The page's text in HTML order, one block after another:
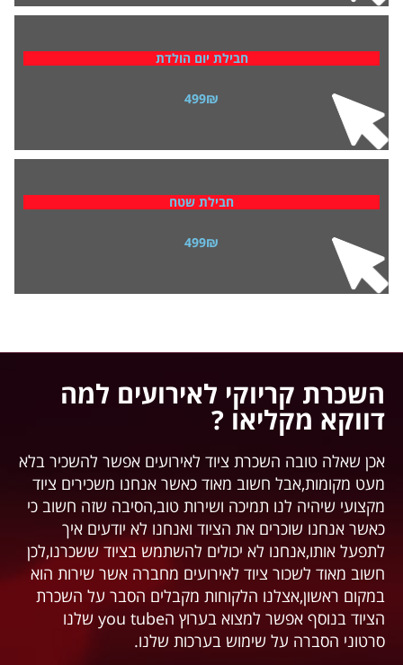
חבילת יום הולדת
499₪
חבילת שטח
499₪
השכרת קריוקי לאירועים למה
דווקא מקליאו ?
אכן שאלה טובה השכרת ציוד לאירועים אפשר להשכיר בלא
מעט מקומות,אבל חשוב מאוד כאשר אנחנו משכירים ציוד
מקצועי שיהיה לנו תמיכה ושירות טוב,הסיבה שזה חשוב כי
כאשר אנחנו שוכרים את הציוד ואנחנו לא יודעים איך
לתפעל אותו,אנחנו לא יכולים להשתמש בציוד ששכרנו,לכן
חשוב מאוד לשכור ציוד לאירועים מחברה אשר שירות הוא
במקום ראשון,אצלנו הלקוחות מקבלים הסבר על השכרת
הציוד בנוסף אפשר למצוא בערוץ הyou tube שלנו
סרטוני הסברה על שימוש בערכות שלנו.